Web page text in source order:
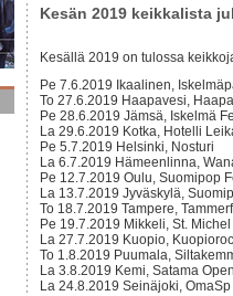
Kesän 2019 keikkalista
Kesällä 2019 on tulossa
Pe 7.6.2019 Ikaalinen,
To 27.6.2019 Haapavesi,
Pe 28.6.2019 Jämsä, Iskelmä
La 29.6.2019 Kotka, Hotelli
Pe 5.7.2019 Helsinki, Nosturi
La 6.7.2019 Hämeenlinna,
Pe 12.7.2019 Oulu, Suomipop
La 13.7.2019 Jyväskylä,
To 18.7.2019 Tampere,
Pe 19.7.2019 Mikkeli, St.
La 27.7.2019 Kuopio,
To 1.8.2019 Puumala,
La 3.8.2019 Kemi, Satama
La 24.8.2019 Seinäjoki,